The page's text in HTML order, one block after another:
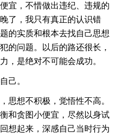
宜，不惜做出违纪、违规的
了，我只有真正的认识错
的实质和根本去找自己思想
的问题。以后的路还很长，
，是绝对不可能会成功。
己。
思想不积极，觉悟性不高。
和贪图小便宜，尽然以身试
想起来，深感自己当时行为